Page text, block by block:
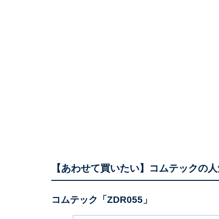
【あわせて買いたい】コムテックの
コムテック「ZDR055」